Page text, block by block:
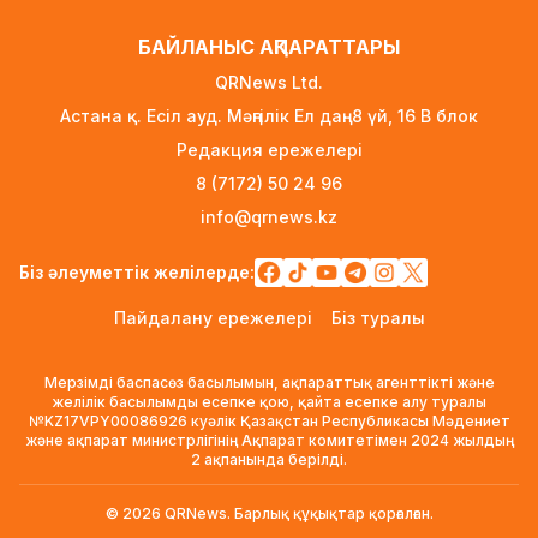
ERG-дегі мемлекеттің 40 пайыз үлесі
Канье Уэст концерті қарсаңында алаяқтар
жалған билет сата бастаған
аэротакси көкке көтерілді
мәжбүр
1 күн бұрын
Инфантино қатты сынға қарамастан ФИФА
президенті лауазымында қалатын болды
БАЙЛАНЫС АҚПАРАТТАРЫ
QRNews Ltd.
Астана қ. Есіл ауд. Мәңгілік Ел даң. 8 үй, 16 B блок
Редакция ережелері
8 (7172) 50 24 96
info@qrnews.kz
Біз әлеуметтік желілерде:
Пайдалану ережелері Біз туралы
Мерзімді баспасөз басылымын, ақпараттық агенттікті және
желілік басылымды есепке қою, қайта есепке алу туралы
№KZ17VPY00086926 куәлік Қазақстан Республикасы Мәдениет
және ақпарат министрлігінің Ақпарат комитетімен 2024 жылдың
2 ақпанында берілді.
© 2026 QRNews. Барлық құқықтар қорғалған.